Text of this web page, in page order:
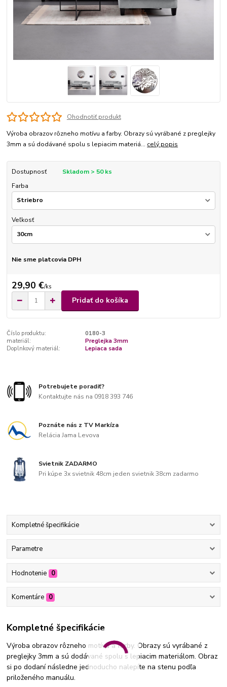
Ohodnotiť produkt
Výroba obrazov rôzneho motívu a farby. Obrazy sú vyrábané z preglejky
3mm a sú dodávané spolu s lepiacim materiá... celý popis
Dostupnosť
Skladom > 50 ks
Farba
Veľkosť
Nie sme platcovia DPH
29,90 €/ks
Pridať do košíka
Číslo produktu:
0180-3
materiál:
Preglejka 3mm
Doplnkový materiál:
Lepiaca sada
Potrebujete poradiť?
Kontaktujte nás na 0918 393 746
Poznáte nás z TV Markíza
Relácia Jama Levova
Svietnik ZADARMO
Pri kúpe 3x svietnik 48cm jeden svietnik 38cm zadarmo
Kompletné špecifikácie
Parametre
Hodnotenie 0
Komentáre 0
Kompletné špecifikácie
Výroba obrazov rôzneho motívu a farby. Obrazy sú vyrábané z
preglejky 3mm a sú dodávané spolu s lepiacim materiálom. Obraz
si po dodaní následne jednoducho nalepíte na stenu podľa
priloženého manuálu.